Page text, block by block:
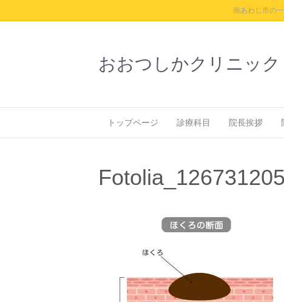
南あわじ市の
おおつしかクリニック
トップページ 診療科目 院長挨拶